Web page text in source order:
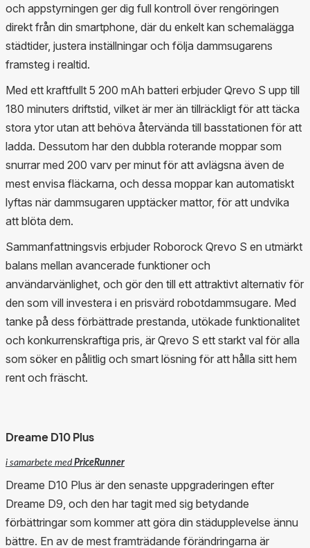
och appstyrningen ger dig full kontroll över rengöringen
direkt från din smartphone, där du enkelt kan schemalägga
städtider, justera inställningar och följa dammsugarens
framsteg i realtid.
Med ett kraftfullt 5 200 mAh batteri erbjuder Qrevo S upp till
180 minuters driftstid, vilket är mer än tillräckligt för att täcka
stora ytor utan att behöva återvända till basstationen för att
ladda. Dessutom har den dubbla roterande moppar som
snurrar med 200 varv per minut för att avlägsna även de
mest envisa fläckarna, och dessa moppar kan automatiskt
lyftas när dammsugaren upptäcker mattor, för att undvika
att blöta dem.
Sammanfattningsvis erbjuder Roborock Qrevo S en utmärkt
balans mellan avancerade funktioner och
användarvänlighet, och gör den till ett attraktivt alternativ för
den som vill investera i en prisvärd robotdammsugare. Med
tanke på dess förbättrade prestanda, utökade funktionalitet
och konkurrenskraftiga pris, är Qrevo S ett starkt val för alla
som söker en pålitlig och smart lösning för att hålla sitt hem
rent och fräscht.
Dreame D10 Plus
i samarbete medPriceRunner
Dreame D10 Plus är den senaste uppgraderingen efter
Dreame D9, och den har tagit med sig betydande
förbättringar som kommer att göra din städupplevelse ännu
bättre. En av de mest framträdande förändringarna är